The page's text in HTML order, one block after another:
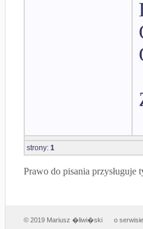
strony: 1
Prawo do pisania
© 2019 Mariusz �liwi�ski o serwisie